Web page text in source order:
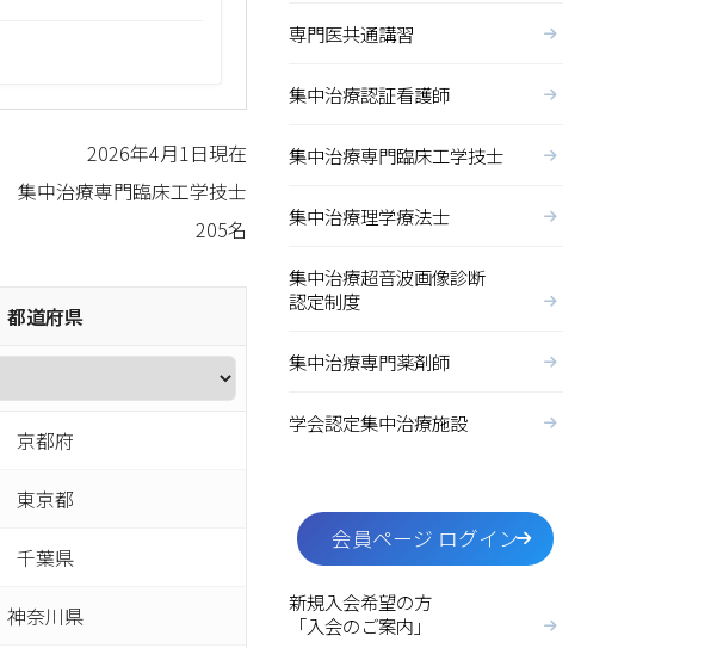
2026年4月1日現在
集中治療専門臨床工学技士
205名
都道府県
京都府
東京都
千葉県
神奈川県
専門医共通講習
集中治療認証看護師
集中治療専門臨床工学技士
集中治療理学療法士
集中治療超音波画像診断
認定制度
集中治療専門薬剤師
学会認定集中治療施設
会員ページ ログイン
新規入会希望の方
「入会のご案内」